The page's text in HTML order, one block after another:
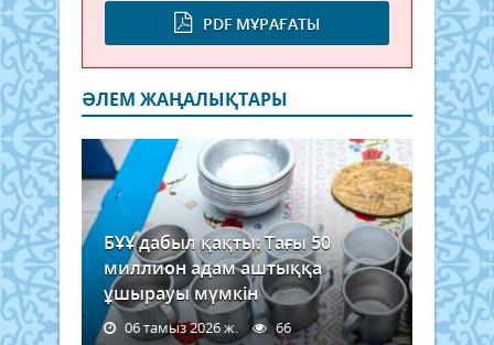
PDF МҰРАҒАТЫ
ӘЛЕМ ЖАҢАЛЫҚТАРЫ
БҰҰ дабыл қақты: Тағы 50
миллион адам аштыққа
ұшырауы мүмкін
06 тамыз 2026 ж. 66